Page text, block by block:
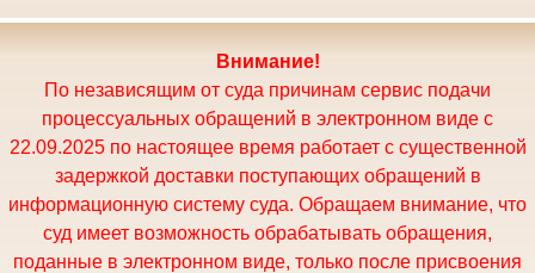
Внимание!
По независящим от суда причинам сервис подачи
процессуальных обращений в электронном виде с
22.09.2025 по настоящее время работает с существенной
задержкой доставки поступающих обращений в
информационную систему суда. Обращаем внимание, что
суд имеет возможность обрабатывать обращения,
поданные в электронном виде, только после присвоения